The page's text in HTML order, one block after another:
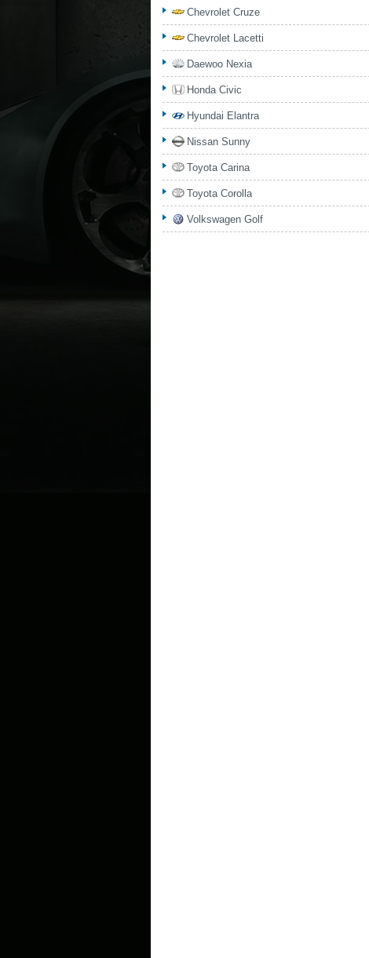
Chevrolet Cruze
Chevrolet Lacetti
Daewoo Nexia
Honda Civic
Hyundai Elantra
Nissan Sunny
Toyota Carina
Toyota Corolla
Volkswagen Golf